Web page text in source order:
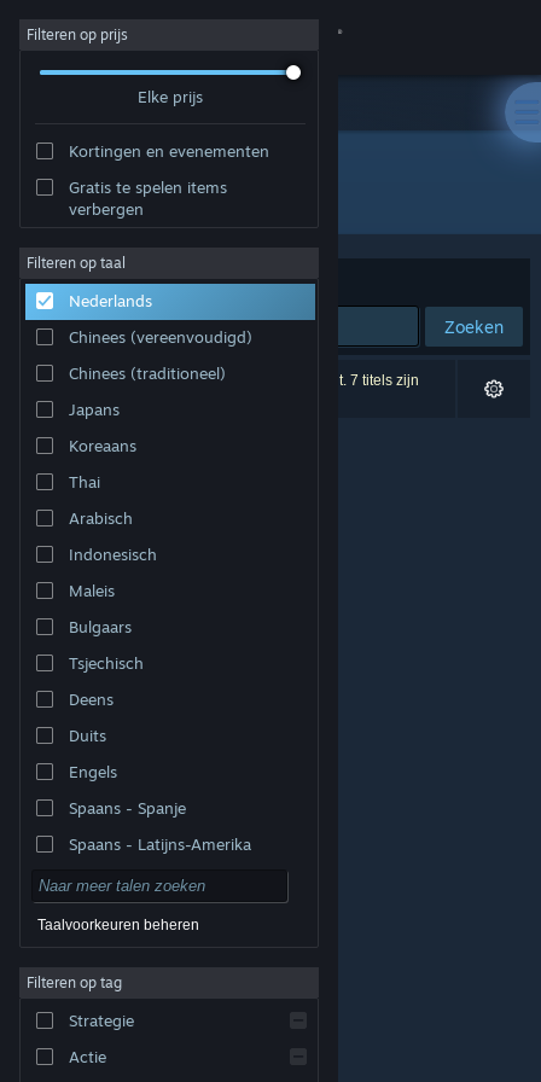
Inloggen
Community
Over
Ondersteuning
Taal wijzigen
Download de mobiele Steam-app
Desktopwebsite weergeven
© Valve Corporation. Alle rechten voorbehouden. Alle
handelsmerken zijn eigendom van hun respectieve
Privacybeleid|Juridische informatie
Toegankelijkheid
|
Terugbetalingen
Filteren op prijs
Elke prijs
Kortingen en evenementen
Gratis te spelen items
verbergen
Filteren op taal
Nederlands
Chinees (vereenvoudigd)
Chinees (traditioneel)
Japans
Koreaans
Thai
Arabisch
Indonesisch
Maleis
Bulgaars
Tsjechisch
Deens
Duits
Engels
Spaans - Spanje
Spaans - Latijns-Amerika
Taalvoorkeuren beheren
Filteren op tag
Strategie
Actie
Ontwikkelaar: EskemaGames
Sorteren op Relevantie
Zoeken
0 resultaten komen overeen met je zoekopdracht. 7 titels zijn
uitgesloten op basis van je voorkeuren.